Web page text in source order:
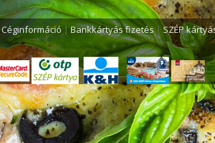
Céginformáció |Bankkártyás fizetés|SZÉP